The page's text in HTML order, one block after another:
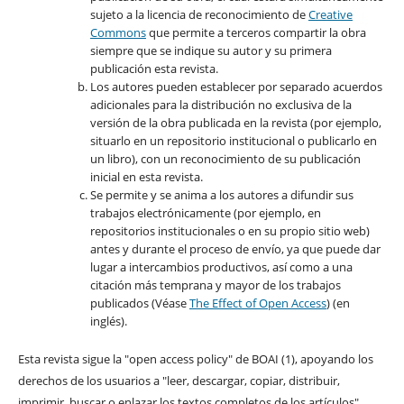
sujeto a la licencia de reconocimiento deCreative
Commonsque permite a terceros compartir la obra
siempre que se indique su autor y su primera
publicación esta revista.
Los autores pueden establecer por separado acuerdos
adicionales para la distribución no exclusiva de la
versión de la obra publicada en la revista (por ejemplo,
situarlo en un repositorio institucional o publicarlo en
un libro), con un reconocimiento de su publicación
inicial en esta revista.
Se permite y se anima a los autores a difundir sus
trabajos electrónicamente (por ejemplo, en
repositorios institucionales o en su propio sitio web)
antes y durante el proceso de envío, ya que puede dar
lugar a intercambios productivos, así como a una
citación más temprana y mayor de los trabajos
publicados (VéaseThe Effect of Open Access) (en
inglés).
Esta revista sigue la "open access policy" de BOAI (1), apoyando los
derechos de los usuarios a "leer, descargar, copiar, distribuir,